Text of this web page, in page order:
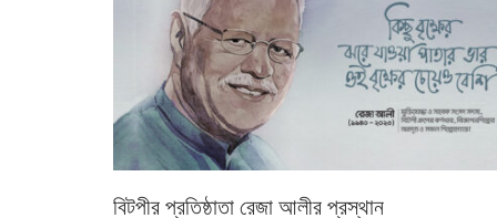
বিটপীর প্রতিষ্ঠাতা রেজা আলীর প্রস্থান